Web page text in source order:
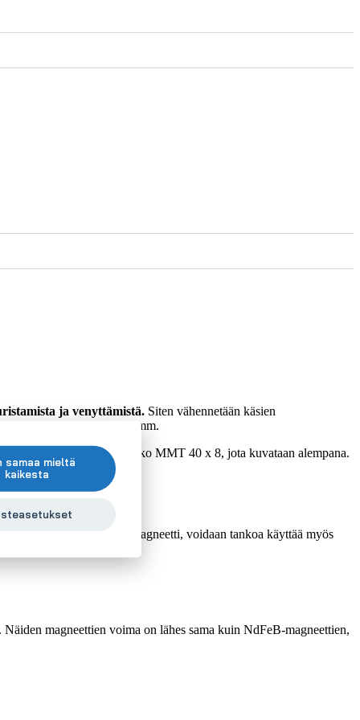
samaa mieltä
kaikesta
ja venyttämistä. Siten vähennetään käsien
NdFeB läpimitalla 20 mm.
magneettinen käsittelytanko MMT 40 x 8, jota kuvataan alempana.
(läpimitta 40 mm) magneetti, voidaan tankoa käyttää myös
magneettien voima on lähes sama kuin NdFeB-magneettien,